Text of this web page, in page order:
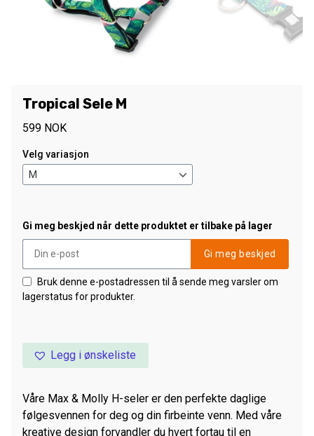
Tropical Sele M
599 NOK
Velg variasjon
Gi meg beskjed når dette produktet er tilbake på lager
Gi meg beskjed
Bruk denne e-postadressen til å sende meg varsler om
lagerstatus for produkter.
Legg i ønskeliste
Våre Max & Molly H-seler er den perfekte daglige
følgesvennen for deg og din firbeinte venn. Med våre
kreative design forvandler du hvert fortau til en